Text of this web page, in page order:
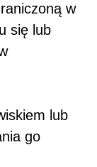
w
się lub
lub
go